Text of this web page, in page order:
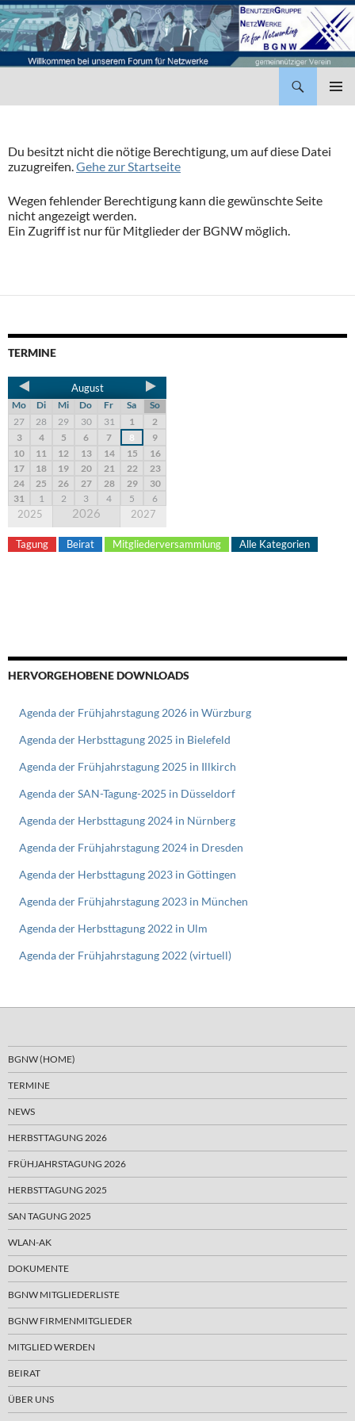
INHALT
Du besitzt nicht die nötige Berechtigung, um auf diese Datei
zuzugreifen.Gehe zur Startseite
Wegen fehlender Berechtigung kann die gewünschte Seite
nicht angezeigt werden.
Ein Zugriff ist nur für Mitglieder der BGNW möglich.
TERMINE
August
Mo Di Mi Do Fr Sa
So
27
28 29 30 31 1
2
3
4 5 6 7 8
9
10
11 12 13 14 15
16
17
18 19 20 21 22
23
24
25 26 27 28 29
30
31
1 2 3 4 5 6
2025 2026 2027
Tagung Beirat Mitgliederversammlung Alle Kategorien
HERVORGEHOBENE DOWNLOADS
Agenda der Frühjahrstagung 2026 in Würzburg
Agenda der Herbsttagung 2025 in Bielefeld
Agenda der Frühjahrstagung 2025 in Illkirch
Agenda der SAN-Tagung-2025 in Düsseldorf
Agenda der Herbsttagung 2024 in Nürnberg
Agenda der Frühjahrstagung 2024 in Dresden
Agenda der Herbsttagung 2023 in Göttingen
Agenda der Frühjahrstagung 2023 in München
Agenda der Herbsttagung 2022 in Ulm
Agenda der Frühjahrstagung 2022 (virtuell)
BGNW (HOME)
TERMINE
NEWS
HERBSTTAGUNG 2026
FRÜHJAHRSTAGUNG 2026
HERBSTTAGUNG 2025
SAN TAGUNG 2025
WLAN-AK
DOKUMENTE
BGNW MITGLIEDERLISTE
BGNW FIRMENMITGLIEDER
MITGLIED WERDEN
BEIRAT
ÜBER UNS